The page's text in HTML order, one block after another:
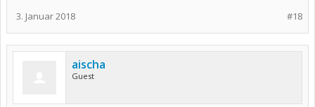
#18
3. Januar 2018
aischa
Guest